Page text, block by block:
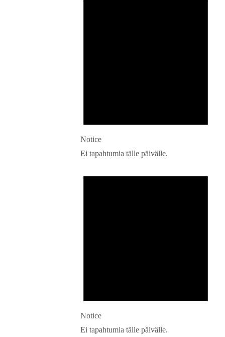
Notice
Ei tapahtumia tälle päivälle.
Notice
Ei tapahtumia tälle päivälle.